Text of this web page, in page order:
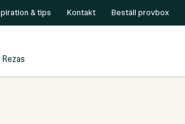
& tips Kontakt Beställ provbox
Rezas